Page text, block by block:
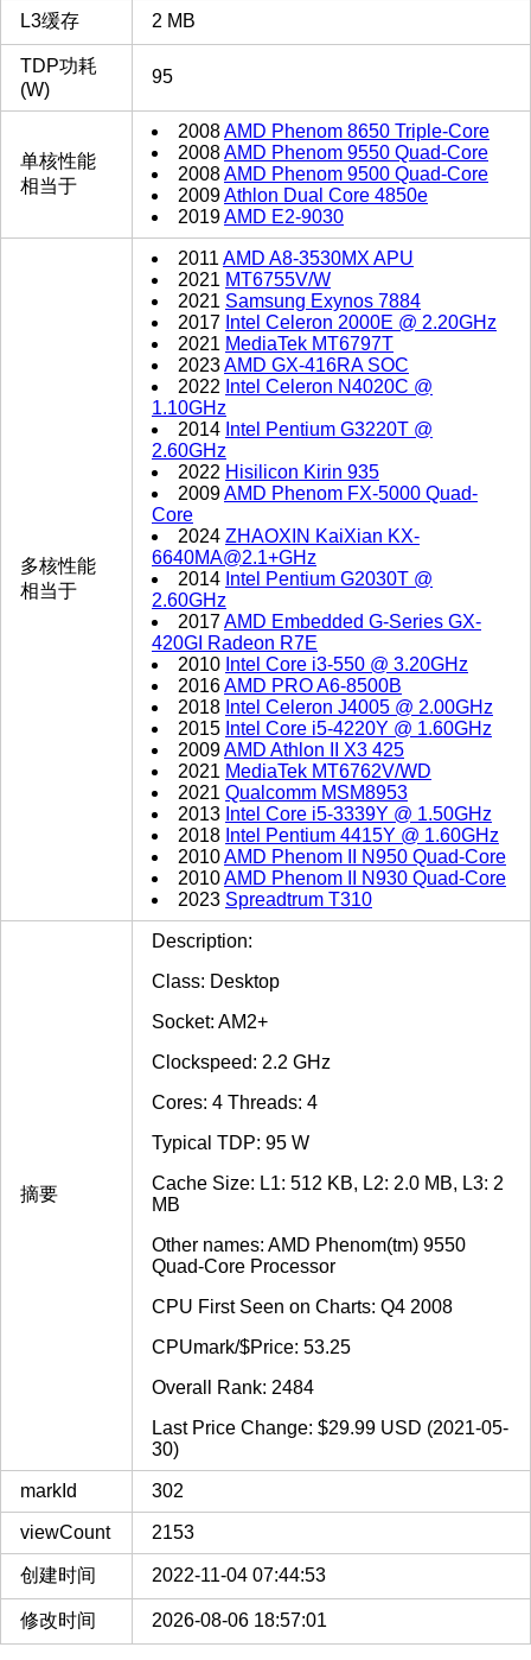
L3缓存 2 MB
TDP功耗
(W)
95
单核性能
相当于
2008AMD Phenom 8650 Triple-Core
2008AMD Phenom 9550 Quad-Core
2008AMD Phenom 9500 Quad-Core
2009Athlon Dual Core 4850e
2019AMD E2-9030
多核性能
相当于
2011AMD A8-3530MX APU
2021 MT6755V/W
2021 Samsung Exynos 7884
2017 Intel Celeron 2000E @ 2.20GHz
2021 MediaTek MT6797T
2023AMD GX-416RA SOC
2022 Intel Celeron N4020C @
1.10GHz
2014 Intel Pentium G3220T @
2.60GHz
2022 Hisilicon Kirin 935
2009AMD Phenom FX-5000 Quad-
Core
2024 ZHAOXIN KaiXian KX-
6640MA@2.1+GHz
2014 Intel Pentium G2030T @
2.60GHz
2017AMD Embedded G-Series GX-
420GI Radeon R7E
2010 Intel Core i3-550 @ 3.20GHz
2016AMD PRO A6-8500B
2018 Intel Celeron J4005 @ 2.00GHz
2015 Intel Core i5-4220Y @ 1.60GHz
2009AMD Athlon II X3 425
2021 MediaTek MT6762V/WD
2021 Qualcomm MSM8953
2013 Intel Core i5-3339Y @ 1.50GHz
2018 Intel Pentium 4415Y @ 1.60GHz
2010AMD Phenom II N950 Quad-Core
2010AMD Phenom II N930 Quad-Core
2023 Spreadtrum T310
摘要
Description:
Class: Desktop
Socket: AM2+
Clockspeed: 2.2 GHz
Cores: 4 Threads: 4
Typical TDP: 95 W
Cache Size: L1: 512 KB, L2: 2.0 MB, L3: 2
MB
Other names: AMD Phenom(tm) 9550
Quad-Core Processor
CPU First Seen on Charts: Q4 2008
CPUmark/$Price: 53.25
Overall Rank: 2484
Last Price Change: $29.99 USD (2021-05-
30)
markId 302
viewCount 2153
创建时间 2022-11-04 07:44:53
修改时间 2026-08-06 18:57:01